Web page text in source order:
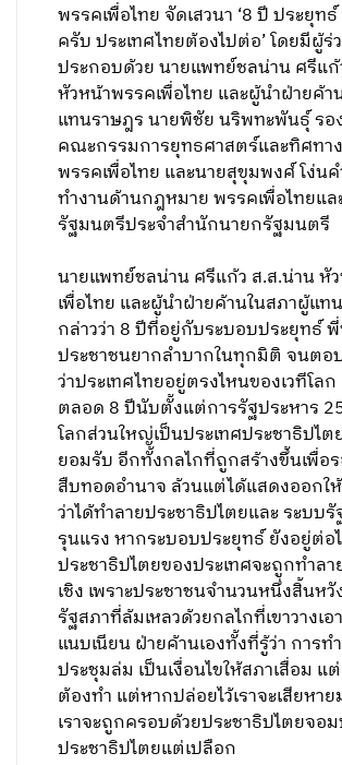
พรรคเพื่อไทย จัดเสวนา ‘8 ปี ประยุท
ครับ ประเทศไทยต้องไปต่อ’ โดยมีผู้ร่
ประกอบด้วย นายแพทย์ชลน่าน ศรีแ
หัวหน้าพรรคเพื่อไทย และผู้นำฝ่ายค้า
แทนราษฎร นายพิชัย นริพทะพันธุ์ รอ
คณะกรรมการยุทธศาสตร์และทิศทา
พรรคเพื่อไทย และนายสุขุมพงศ์ โง่น
ทำงานด้านกฎหมาย พรรคเพื่อไทยแ
รัฐมนตรีประจำสำนักนายกรัฐมนตรี
นายแพทย์ชลน่าน ศรีแก้ว ส.ส.น่าน หั
เพื่อไทย และผู้นำฝ่ายค้านในสภาผู้แท
กล่าวว่า 8 ปีที่อยู่กับระบอบประยุทธ์
ประชาชนยากลำบากในทุกมิติ จนตอ
ว่าประเทศไทยอยู่ตรงไหนของเวทีโลก
ตลอด 8 ปีนับตั้งแต่การรัฐประหาร
โลกส่วนใหญ่เป็นประเทศประชาธิปไต
ยอมรับ อีกทั้งกลไกที่ถูกสร้างขึ้นเพื่อ
สืบทอดอำนาจ ล้วนแต่ได้แสดงออกใ
ว่าได้ทำลายประชาธิปไตยและ ระบบ
รุนแรง หากระบอบประยุทธ์ ยังอยู่ต่อ
ประชาธิปไตยของประเทศจะถูกทำล
เชิง เพราะประชาชนจำนวนหนึ่งสิ้นห
รัฐสภาที่ล้มเหลวด้วยกลไกที่เขาวางเอ
แนบเนียน ฝ่ายค้านเองทั้งที่รู้ว่า การท
ประชุมล่ม เป็นเงื่อนไขให้สภาเสื่อม แ
ต้องทำ แต่หากปล่อยไว้เราจะเสียหา
เราจะถูกครอบด้วยประชาธิปไตยจอ
ประชาธิปไตยแต่เปลือก